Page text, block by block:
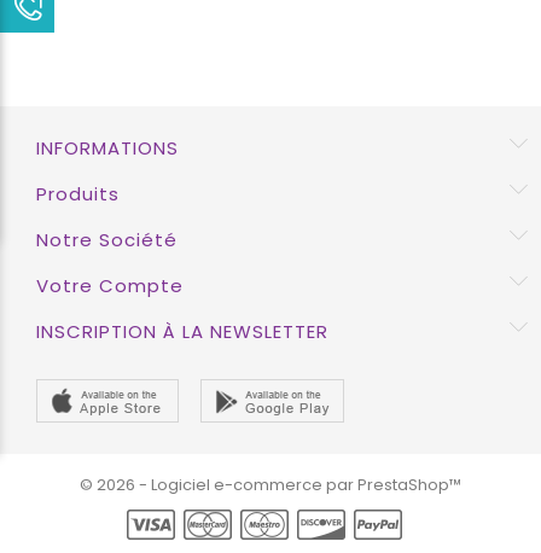
INFORMATIONS
Produits
Notre Société
Votre Compte
INSCRIPTION À LA NEWSLETTER
© 2026 - Logiciel e-commerce par PrestaShop™